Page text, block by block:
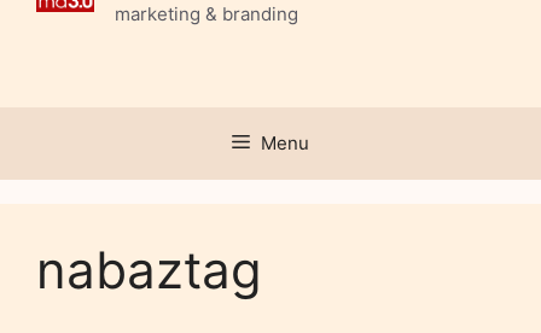
marketing & branding
Menu
nabaztag